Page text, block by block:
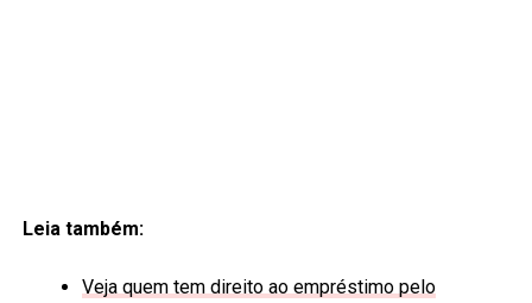
Leia também:
Veja quem tem direito ao empréstimo pelo